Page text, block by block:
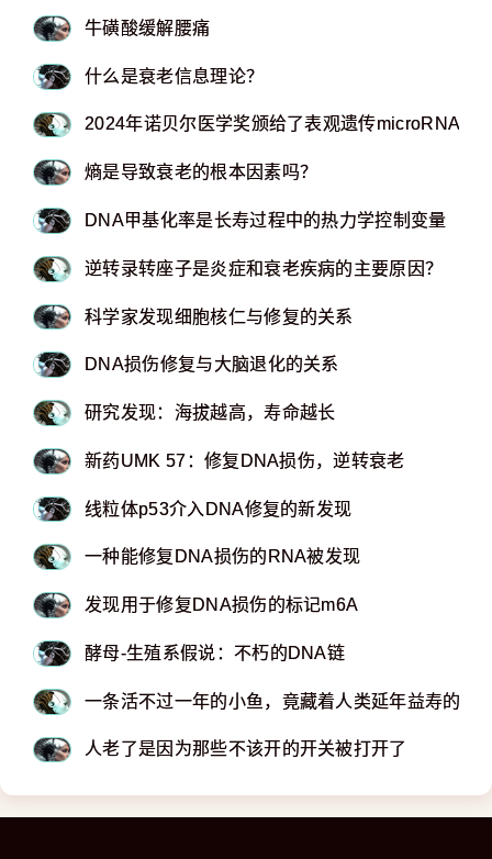
牛磺酸缓解腰痛
什么是衰老信息理论？
2024年诺贝尔医学奖颁给了表观遗传microRNA
熵是导致衰老的根本因素吗？
DNA甲基化率是长寿过程中的热力学控制变量
逆转录转座子是炎症和衰老疾病的主要原因？
科学家发现细胞核仁与修复的关系
DNA损伤修复与大脑退化的关系
研究发现：海拔越高，寿命越长
新药UMK 57：修复DNA损伤，逆转衰老
线粒体p53介入DNA修复的新发现
一种能修复DNA损伤的RNA被发现
发现用于修复DNA损伤的标记m6A
酵母-生殖系假说：不朽的DNA链
一条活不过一年的小鱼，竟藏着人类延年益寿的超
人老了是因为那些不该开的开关被打开了